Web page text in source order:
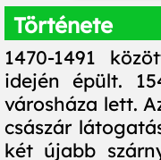
Története
1470-1491
idején épült.
városháza lett.
császár
két újabb